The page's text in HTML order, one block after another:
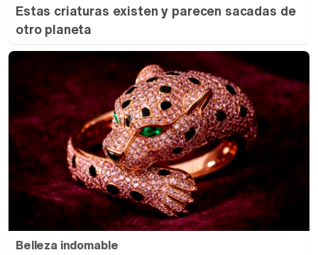
Estas criaturas existen y parecen sacadas de
otro planeta
Belleza indomable